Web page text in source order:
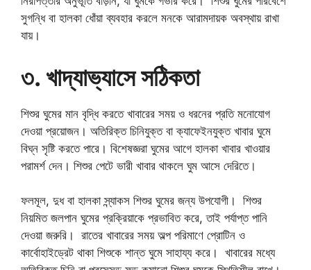
সুগন্ধি বা হালকা ধোঁয়া ব্যবহার করলে মনকে আরামদায়ক অবস্থায় রাখা
যায়।
৩. খাদ্যাভ্যাসে সঠিকতা
শিশুর ঘুমের মান বৃদ্ধি করতে খাবারের সময় ও ধরনের প্রতি মনোযোগ
দেওয়া প্রয়োজন। অতিরিক্ত চিনিযুক্ত বা ক্যাফেইনযুক্ত খাবার ঘুমে
বিঘ্ন সৃষ্টি করতে পারে। বিশেষজ্ঞরা ঘুমের আগে হালকা খাবার খাওয়ার
পরামর্শ দেন। শিশুর পেটে ভারী খাবার থাকলে ঘুম আসে দেরিতে।
ফলমূল, দুধ বা হালকা স্ন্যাকস শিশুর ঘুমের জন্য উপযোগী। শিশুর
নিয়মিত জলপান ঘুমের প্রক্রিয়াকে প্রভাবিত করে, তাই পর্যাপ্ত পানি
দেওয়া জরুরি। রাতের খাবারের সময় অল্প পরিমাণে প্রোটিন ও
কার্বোহাইড্রেট থাকা শিশুকে শান্ত ঘুমে সাহায্য করে। খাবারের মধ্যে